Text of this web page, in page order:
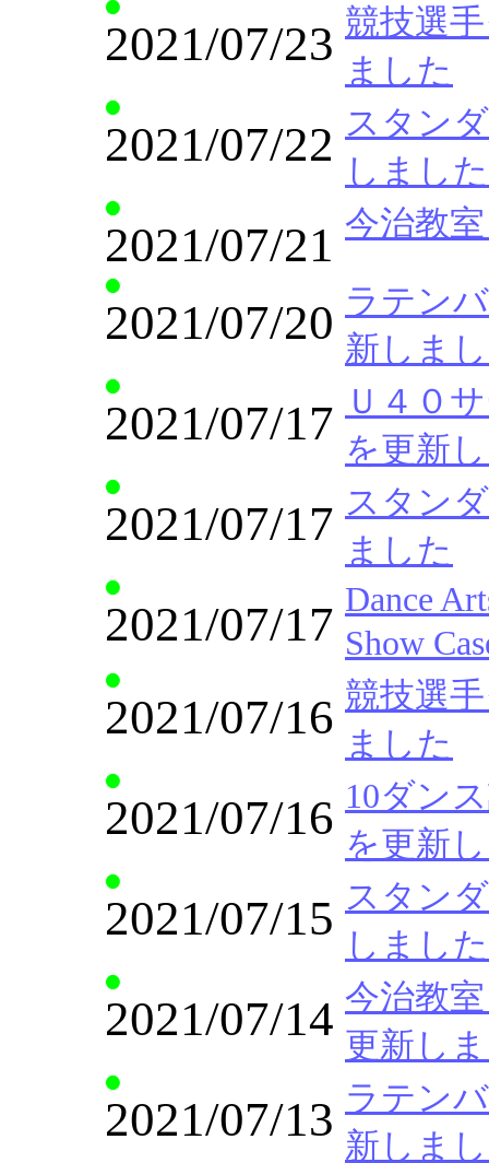
2021/07/23 競技選
ました
2021/07/22 スタン
しました
2021/07/21 今治教
2021/07/20 ラテン
新しま
2021/07/17 Ｕ４０
を更新
2021/07/17 スタン
ました
2021/07/17 Dance
Show
2021/07/16 競技選
ました
2021/07/16 10ダン
を更新
2021/07/15 スタン
しました
2021/07/14 今治教室
更新し
2021/07/13 ラテン
新しま